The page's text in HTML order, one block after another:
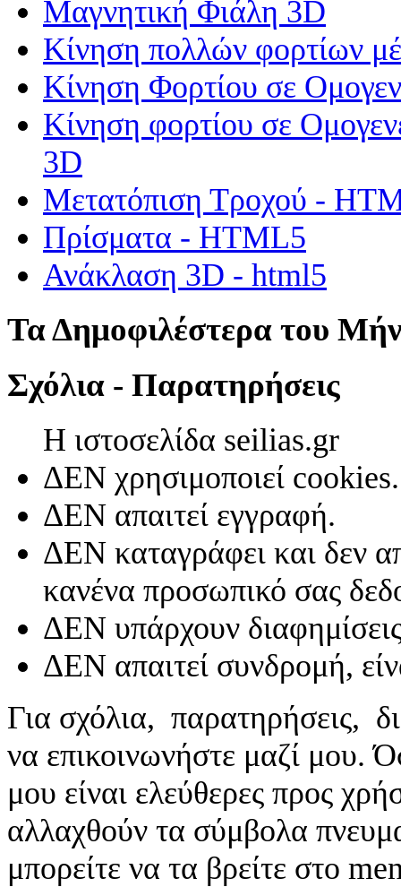
Μαγνητική Φιάλη 3D
Κίνηση πολλών φορτίων
Κίνηση Φορτίου σε
Κίνηση φορτίου σε
3D
Μετατόπιση Τροχού -
Πρίσματα - HTML5
Ανάκλαση 3D - html5
Τα Δημοφιλέστερα του
Σχόλια - Παρατηρήσεις
Η ιστοσελίδα seilias.gr
ΔΕΝ χρησιμοποιεί cookies.
ΔΕΝ απαιτεί εγγραφή.
ΔΕΝ καταγράφει και δεν
κανένα προσωπικό σας
ΔΕΝ υπάρχουν
ΔΕΝ απαιτεί συνδρομή,
Για σχόλια, παρατηρήσεις,
να επικοινωνήστε μαζί μου.
μου είναι ελεύθερες προς
αλλαχθούν τα σύμβολα
μπορείτε να τα βρείτε στο